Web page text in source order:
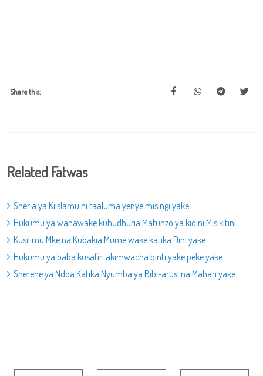
Share this:
Related Fatwas
Sheria ya Kiislamu ni taaluma yenye misingi yake.
Hukumu ya wanawake kuhudhuria Mafunzo ya kidini Misikitini
Kusilimu Mke na Kubakia Mume wake katika Dini yake
Hukumu ya baba kusafiri akimwacha binti yake peke yake
Sherehe ya Ndoa Katika Nyumba ya Bibi-arusi na Mahari yake